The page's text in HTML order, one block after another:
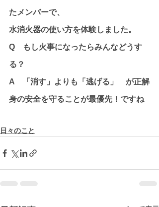
たメンバーで、
水消火器の使い方を体験しました。
Q　もし火事になったらみんなどうす
る？
A　「消す」よりも「逃げる」　が正解
身の安全を守ることが最優先！ですね
日々のこと